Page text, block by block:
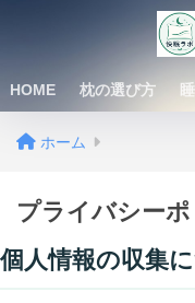
HOME 枕の選び方
ホーム
プライバシー
個人情報の収集